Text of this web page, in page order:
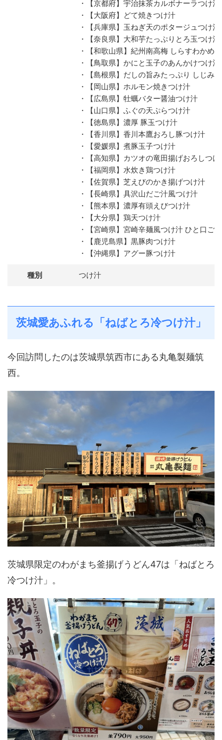
・【京都府】宇治抹茶カルボナーラつけ汁
・【大阪府】どて焼きつけ汁
・【兵庫県】玉ねぎ天のポタージュつけ汁
・【奈良県】大和芋たっぷりとろ玉つけ汁
・【和歌山県】紀州南高梅 しらすわかめ
・【鳥取県】かにと玉子のあんかけつけ汁
・【島根県】だしの旨みたっぷり しじみ
・【岡山県】ホルモン焼きつけ汁
・【広島県】牡蠣バター醤油つけ汁
・【山口県】ふぐの天ぷらつけ汁
・【徳島県】濃厚 豚玉つけ汁
・【香川県】香川本鷹おろし豚つけ汁
・【愛媛県】煮豚玉子つけ汁
・【高知県】カツオの竜田揚げおろしつけ
・【福岡県】水炊き鶏つけ汁
・【佐賀県】芝えびのかき揚げつけ汁
・【長崎県】具沢山だご汁風つけ汁
・【熊本県】濃厚有頭えびつけ汁
・【大分県】鶏天つけ汁
・【宮崎県】宮崎辛麺風つけ汁 ひと口ご
・【鹿児島県】黒豚肉つけ汁
・【沖縄県】アグー豚つけ汁
種別 つけ汁
茨城愛あふれる「ねばとろ冷つけ汁」
今回訪問したのは茨城県筑西市にある丸亀製麺筑
西。
茨城県限定のわがまち釜揚げうどん47は「ねばとろ
冷つけ汁」。